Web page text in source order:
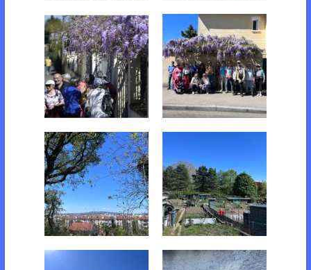
Les glycines Les glycines
Le groupe
Le quartier de Montchat